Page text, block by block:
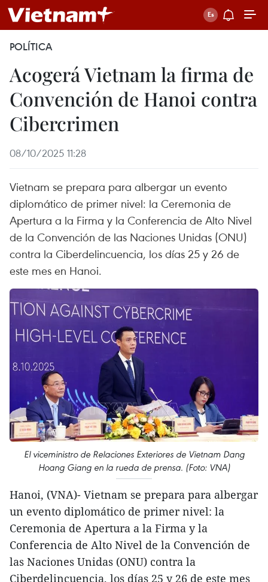
POLÍTICA
Acogerá Vietnam la firma de
Convención de Hanoi contra
Cibercrimen
08/10/2025 11:28
Vietnam se prepara para albergar un evento
diplomático de primer nivel: la Ceremonia de
Apertura a la Firma y la Conferencia de Alto Nivel
de la Convención de las Naciones Unidas (ONU)
contra la Ciberdelincuencia, los días 25 y 26 de
este mes en Hanoi.
El viceministro de Relaciones Exteriores de Vietnam Dang
Hoang Giang en la rueda de prensa. (Foto: VNA)
Hanoi, (VNA)- Vietnam se prepara para albergar
un evento diplomático de primer nivel: la
Ceremonia de Apertura a la Firma y la
Conferencia de Alto Nivel de la Convención de
las Naciones Unidas (ONU) contra la
Ciberdelincuencia, los días 25 y 26 de este mes